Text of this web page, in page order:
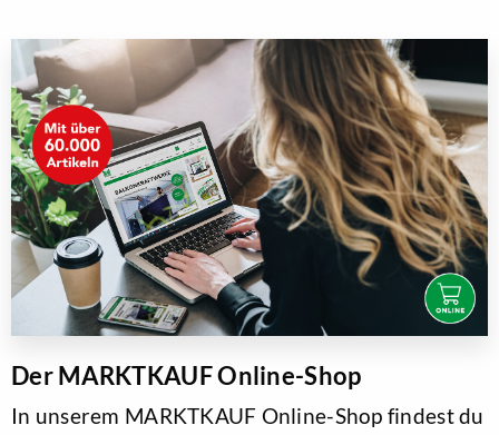
Der MARKTKAUF Online-Shop
In unserem MARKTKAUF Online-Shop findest du